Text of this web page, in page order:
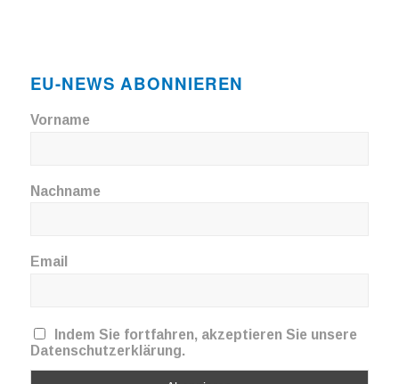
EU-NEWS ABONNIEREN
Vorname
Nachname
Email
Indem Sie fortfahren, akzeptieren Sie unsere
Datenschutzerklärung.